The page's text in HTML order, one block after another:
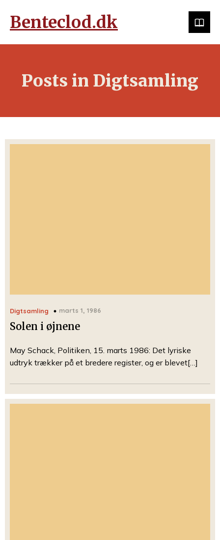
Benteclod.dk
Posts in Digtsamling
Digtsamling marts 1, 1986
Solen i øjnene
May Schack, Politiken, 15. marts 1986: Det lyriske
udtryk trækker på et bredere register, og er blevet[…]